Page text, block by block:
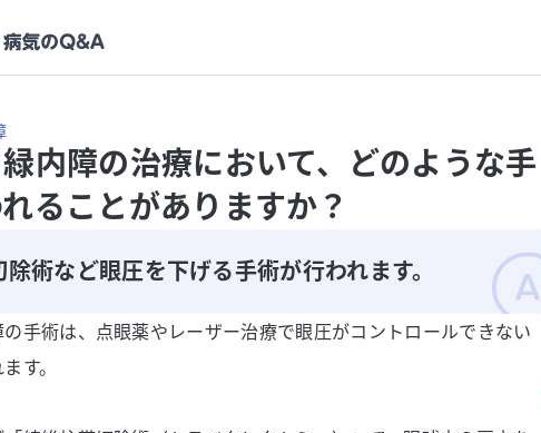
内障の治療において、どのような手
ることがありますか？
術など眼圧を下げる手術が行われます。
手術は、点眼薬やレーザー治療で眼圧がコントロールできない
す。